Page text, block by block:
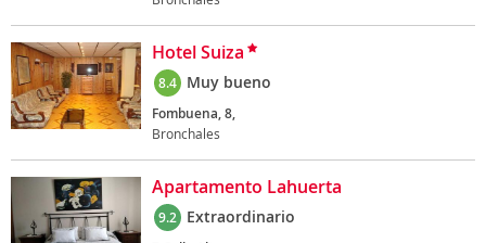
Hotel Suiza
8.4 Muy bueno
Fombuena, 8,
Bronchales
Apartamento Lahuerta
9.2 Extraordinario